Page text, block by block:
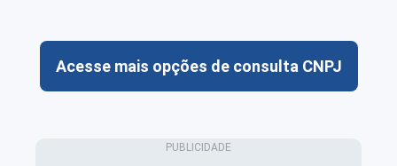
Acesse mais opções de consulta CNPJ